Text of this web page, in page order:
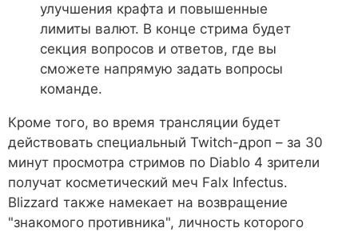
улучшения крафта и повышенные
лимиты валют. В конце стрима будет
секция вопросов и ответов, где вы
сможете напрямую задать вопросы
команде.
Кроме того, во время трансляции будет
действовать специальный Twitch-дроп – за 30
минут просмотра стримов по Diablo 4 зрители
получат косметический меч Falx Infectus.
Blizzard также намекает на возвращение
"знакомого противника", личность которого